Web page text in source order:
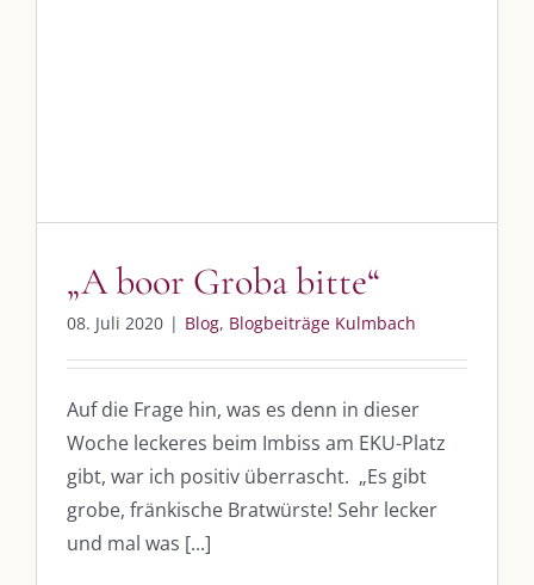
„A boor Groba bitte“
08. Juli 2020 | Blog, Blogbeiträge Kulmbach
Auf die Frage hin, was es denn in dieser
Woche leckeres beim Imbiss am EKU-Platz
gibt, war ich positiv überrascht. „Es gibt
grobe, fränkische Bratwürste! Sehr lecker
und mal was [...]
UNSERE HEIMAT KULMBACH
„Unser Kulmbach e. V.“– Der Händlerzusammenschluss der Stadt
„Stadt Kulmbach“– Offizielles Portal unserer Heimat
„Landratsamt Kulmbach“– Wissenswertes in allen Belangen
Lebenslust Akademie Kulmbach“ – Mutmachergeschichten von
Mutbotschaftern